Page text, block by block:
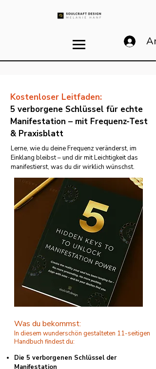
Kostenloser Leitfaden:
5 verborgene Schlüssel für echte
Manifestation – mit Frequenz-Test
& Praxisblatt
Lerne, wie du deine Frequenz veränderst, im
Einklang bleibst – und dir mit Leichtigkeit das
manifestierst, was du dir wirklich wünschst.
Was du bekommst:
In diesem wunderschön gestalteten 11-seitigen
Handbuch findest du:
Die 5 verborgenen Schlüssel der
Manifestation